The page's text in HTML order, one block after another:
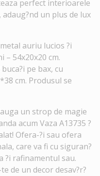
perfect interioarele
un plus de lux
auriu lucios ?i
– 54x20x20 cm.
pe bax, cu
cm. Produsul se
un strop de magie
acum Vaza A13735 ?
Ofera-?i sau ofera
care va fi cu siguran?
?i rafinamentul sau.
de un decor desav?r?